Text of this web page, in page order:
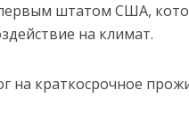
штатом США,
на климат.
на краткосрочное